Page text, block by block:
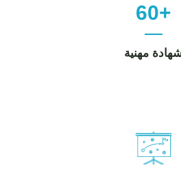
60+
مهنية